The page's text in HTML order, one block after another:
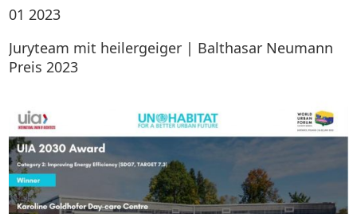
01 2023
Juryteam mit heilergeiger | Balthasar Neumann
Preis 2023